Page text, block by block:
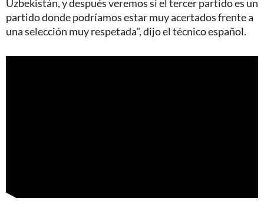
Uzbekistán, y después veremos si el tercer partido es un
partido donde podríamos estar muy acertados frente a
una selección muy respetada", dijo el técnico español.